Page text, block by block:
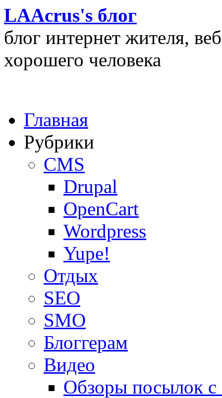
LAAcrus's блог
блог интернет жителя,
хорошего человека
Главная
Рубрики
CMS
Drupal
OpenCart
Wordpress
Yupe!
Oтдых
SEO
SMO
Блоггерам
Видео
Обзоры посылок с